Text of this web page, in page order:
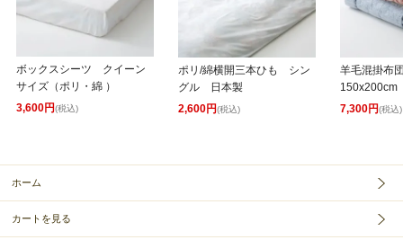
ボックスシーツ クイーン
サイズ（ポリ・綿 ）
3,600円(税込)
ポリ/綿横開三本ひも シン
グル 日本製
2,600円(税込)
羊毛混掛布
150x200cm
7,300円(税込)
ホーム
カートを見る